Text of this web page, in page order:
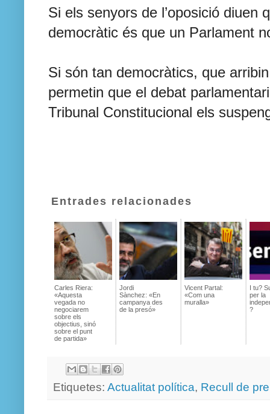
Si els senyors de l’oposició diuen
democràtic és que un Parlament
Si són tan democràtics, que
permetin que el debat
Tribunal Constitucional els
Entrades relacionades
Carles Riera:
«Aquesta
vegada no
negociarem
sobre els
objectius, sinó
sobre el punt
de partida»
Jordi
Sànchez: «En
campanya des
de la presó»
Vicent Partal:
«Com una
muralla»
I tu?
per la
?
Etiquetes: Actualitat política, Recull de